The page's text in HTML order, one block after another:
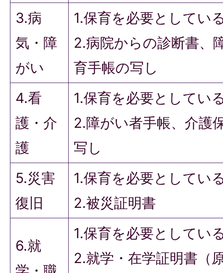
3.病
気・障
がい
1.保育を必要としてい
2.病院からの診断書、
育手帳の写し
4.看
護・介
護
1.保育を必要としてい
2.障がい者手帳、介護
写し
5.災害
復旧
1.保育を必要としてい
2.被災証明書
6.就
1.保育を必要としてい
2.就学・在学証明書（